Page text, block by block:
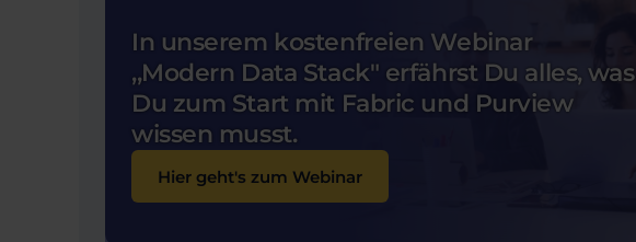
In unserem kostenfreien Webinar
,,Modern Data Stack" erfährst Du alles, was
Du zum Start mit Fabric und Purview
wissen musst.
Hier geht's zum Webinar